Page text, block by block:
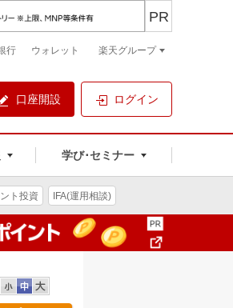
口座開設 ログイン
学び･セミナー
PR
行 ウォレット 楽天グループ
ト投資 IFA(運用相談)